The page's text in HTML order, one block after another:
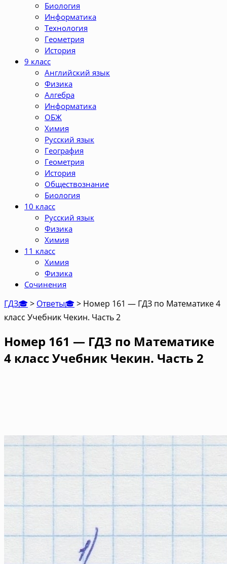
Биология
Информатика
Технология
Геометрия
История
9 класс
Английский язык
Физика
Алгебра
Информатика
ОБЖ
Химия
Русский язык
География
Геометрия
История
Обществознание
Биология
10 класс
Русский язык
Физика
Химия
11 класс
Химия
Физика
Сочинения
ГДЗ🎓> Ответы🎓> Номер 161 — ГДЗ по Математике 4
класс Учебник Чекин. Часть 2
Номер 161 — ГДЗ по Математике
4 класс Учебник Чекин. Часть 2